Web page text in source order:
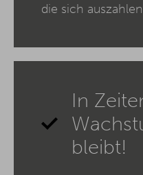
die sich
In
bleibt!